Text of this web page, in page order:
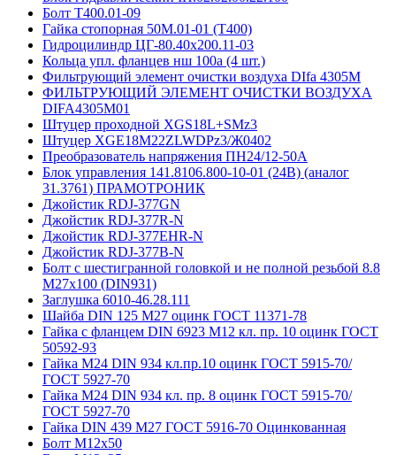
Болт Т400.01-09
Гайка стопорная 50М.01-01 (Т400)
Гидроцилиндр ЦГ-80.40х200.11-03
Кольца упл. фланцев нш 100а (4 шт.)
Фильтрующий элемент очистки воздуха DIfa 4305M
ФИЛЬТРУЮЩИЙ ЭЛЕМЕНТ ОЧИСТКИ ВОЗДУХА
DIFA4305M01
Штуцер проходной XGS18L+SMz3
Штуцер XGE18M22ZLWDPz3/Ж0402
Преобразователь напряжения ПН24/12-50А
Блок управления 141.8106.800-10-01 (24В) (аналог
31.3761) ПРАМОТРОНИК
Джойстик RDJ-377GN
Джойстик RDJ-377R-N
Джойстик RDJ-377EHR-N
Джойстик RDJ-377B-N
Болт с шестигранной головкой и не полной резьбой 8.8
М27х100 (DIN931)
Заглушка 6010-46.28.111
Шайба DIN 125 М27 оцинк ГОСТ 11371-78
Гайка с фланцем DIN 6923 М12 кл. пр. 10 оцинк ГОСТ
50592-93
Гайка М24 DIN 934 кл.пр.10 оцинк ГОСТ 5915-70/
ГОСТ 5927-70
Гайка М24 DIN 934 кл. пр. 8 оцинк ГОСТ 5915-70/
ГОСТ 5927-70
Гайка DIN 439 М27 ГОСТ 5916-70 Оцинкованная
Болт М12x50